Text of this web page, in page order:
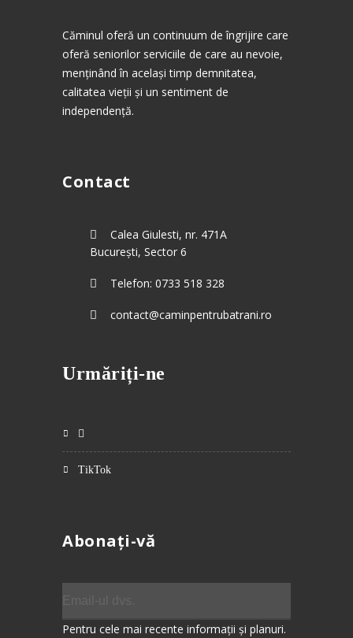
Căminul oferă un continuum de îngrijire care
oferă seniorilor serviciile de care au nevoie,
menținând în același timp demnitatea,
calitatea vieții și un sentiment de
independență.
Contact
Calea Giulesti, nr. 471A
București, Sector 6
Telefon: 0733 518 328
contact@caminpentrubatrani.ro
Urmăriți-ne
TikTok
Abonați-vă
Pentru cele mai recente informații și planuri.